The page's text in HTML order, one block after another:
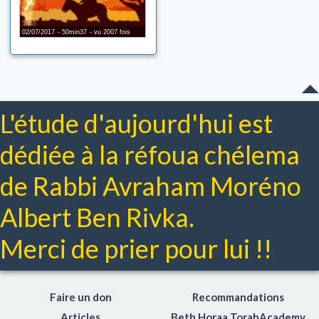
Torahdiction
Dico-Torah
02/07/2017 50min37 vu 2007 fois
L'étude d'aujourd'hui est
dédiée à la réfoua chélema
de Rabbi Avraham Moréno
Albert Ben Rivka.
Merci de prier pour lui !!
Faire un don
Recommandations